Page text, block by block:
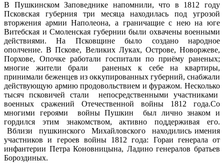
В Пушкинском Заповеднике напомнили, что в 1812 году
Псковская губерния три месяца находилась под угрозой
вторжения армии Наполеона, а граничащие с нею на юге
Витебская и Смоленская губернии были охвачены военными
действиями. На Псковщине было создано народное
ополчение. В Пскове, Великих Луках, Острове, Новоржеве,
Порхове, Опочке работали госпитали по приёму раненых;
многие жители брали раненых к себе на квартиры,
принимали беженцев из оккупированных губерний, снабжали
действующую армию продовольствием и фуражом. Несколько
тысяч псковичей стали непосредственными участниками
военных сражений Отечественной войны 1812 года.Со
многими героями войны Пушкин был лично зна­ком и
гордился этим знакомством, активно поддерживая его.
Вблизи пушкинского Михайловского находились имения
участников и героев войны 1812 года: Гораи генерала от
инфантерии Петра Коновницына, Ладино генералов братьев
Бороздиных.